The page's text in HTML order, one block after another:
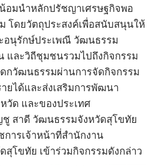
มนำหลักปรัชญาเศรษฐกิจพอ
โดยวัตถุประสงค์เพื่อสนับสนุนให้
อนุรักษ์ประเพณี วัฒนธรรม
ละวิถีชุมชนรวมไปถึงกิจกรรม
กวัฒนธรรมผ่านการจัดกิจกรรม
ยได้และส่งเสริมการพัฒนา
วัด และของประเทศ
สาดี วัฒนธรรมจังหวัดสุโขทัย
ารเจ้าหน้าที่สำนักงาน
โขทัย เข้าร่วมกิจกรรมดังกล่าว